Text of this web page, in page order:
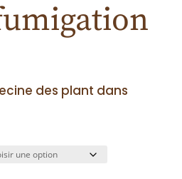
des plant dans